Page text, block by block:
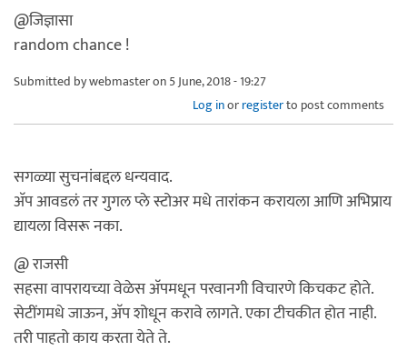
@जिज्ञासा
random chance !
Submitted bywebmasteron 5 June, 2018 - 19:27
Log inorregisterto post comments
सगळ्या सुचनांबद्दल धन्यवाद.
अ‍ॅप आवडलं तर गुगल प्ले स्टोअर मधे तारांकन करायला आणि अभिप्राय
द्यायला विसरू नका.
@ राजसी
सहसा वापरायच्या वेळेस अ‍ॅपमधून परवानगी विचारणे किचकट होते.
सेटींगमधे जाऊन, अ‍ॅप शोधून करावे लागते. एका टीचकीत होत नाही.
तरी पाहतो काय करता येते ते.